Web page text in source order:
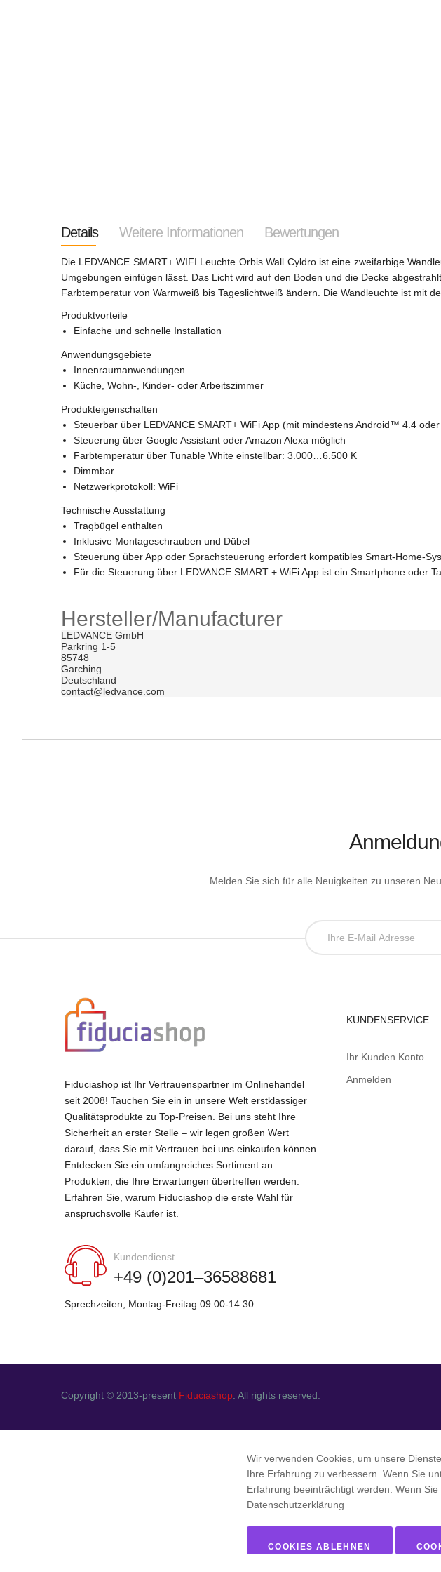
Details
Die LEDVANCE SMART+ WIFI Leuchte Orbis Wall Cyldro ist eine zweifarbige
Umgebungen einfügen lässt. Das Licht wird auf den Boden und die Decke
Farbtemperatur von Warmweiß bis Tageslichtweiß ändern. Die Wandleuchte ist mit
Produktvorteile
Einfache und schnelle Installation
Anwendungsgebiete
Innenraumanwendungen
Küche, Wohn-, Kinder- oder Arbeitszimmer
Produkteigenschaften
Steuerbar über LEDVANCE SMART+ WiFi App (mit mindestens Android™️ 4.4
Steuerung über Google Assistant oder Amazon Alexa möglich
Farbtemperatur über Tunable White einstellbar: 3.000…6.500 K
Dimmbar
Netzwerkprotokoll: WiFi
Technische Ausstattung
Tragbügel enthalten
Inklusive Montageschrauben und Dübel
Steuerung über App oder Sprachsteuerung erfordert kompatibles Smart-Home-
Für die Steuerung über LEDVANCE SMART + WiFi App ist ein Smartphone oder
Hersteller/Manufacturer
LEDVANCE GmbH
Parkring 1-5
85748
Garching
Deutschland
contact@ledvance.com
Weitere Informationen Bewertungen
Melden Sie sich für alle Neuigkeiten zu unseren
Fiduciashop ist Ihr Vertrauenspartner im Onlinehandel
seit 2008! Tauchen Sie ein in unsere Welt erstklassiger
Qualitätsprodukte zu Top-Preisen. Bei uns steht Ihre
Sicherheit an erster Stelle – wir legen großen Wert
darauf, dass Sie mit Vertrauen bei uns einkaufen können.
Entdecken Sie ein umfangreiches Sortiment an
Produkten, die Ihre Erwartungen übertreffen werden.
Erfahren Sie, warum Fiduciashop die erste Wahl für
anspruchsvolle Käufer ist.
Kundendienst
+49 (0)201–36588681
Sprechzeiten, Montag-Freitag 09:00-14.30
KUNDENSERVICE
Ihr Kunden Konto
Anmelden
Copyright © 2013-present Fiduciashop . All rights reserved.
Wir verwenden Cookies, um unsere
Ihre Erfahrung zu verbessern. Wenn Sie
Erfahrung beeinträchtigt werden. Wenn
Datenschutzerklärung
COOKIES ABLEHNEN